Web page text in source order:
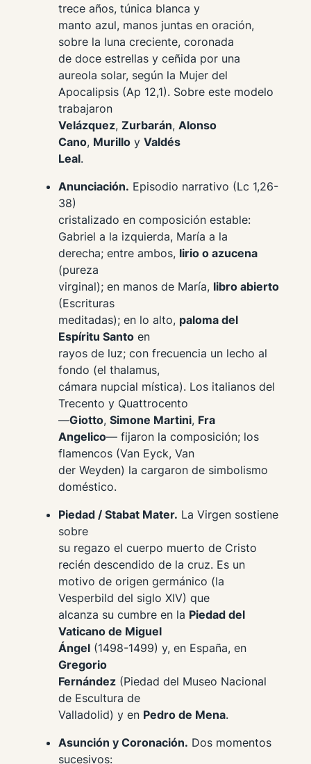
trece años, túnica blanca y
manto azul, manos juntas en oración,
sobre la luna creciente, coronada
de doce estrellas y ceñida por una
aureola solar, según la Mujer del
Apocalipsis (Ap 12,1). Sobre este modelo
trabajaron
Velázquez, Zurbarán, Alonso
Cano, Murilloy Valdés
Leal.
Anunciación. Episodio narrativo (Lc 1,26-
38)
cristalizado en composición estable:
Gabriel a la izquierda, María a la
derecha; entre ambos, lirio o azucena
(pureza
virginal); en manos de María, libro abierto
(Escrituras
meditadas); en lo alto, paloma del
Espíritu Santoen
rayos de luz; con frecuencia un lecho al
fondo (el thalamus,
cámara nupcial mística). Los italianos del
Trecento y Quattrocento
—Giotto, Simone Martini, Fra
Angelico— fijaron la composición; los
flamencos (Van Eyck, Van
der Weyden) la cargaron de simbolismo
doméstico.
Piedad / Stabat Mater. La Virgen sostiene
sobre
su regazo el cuerpo muerto de Cristo
recién descendido de la cruz. Es un
motivo de origen germánico (la
Vesperbild del siglo XIV) que
alcanza su cumbre en la Piedad del
Vaticano de Miguel
Ángel(1498-1499) y, en España, en
Gregorio
Fernández(Piedad del Museo Nacional
de Escultura de
Valladolid) y en Pedro de Mena.
Asunción y Coronación. Dos momentos
sucesivos: